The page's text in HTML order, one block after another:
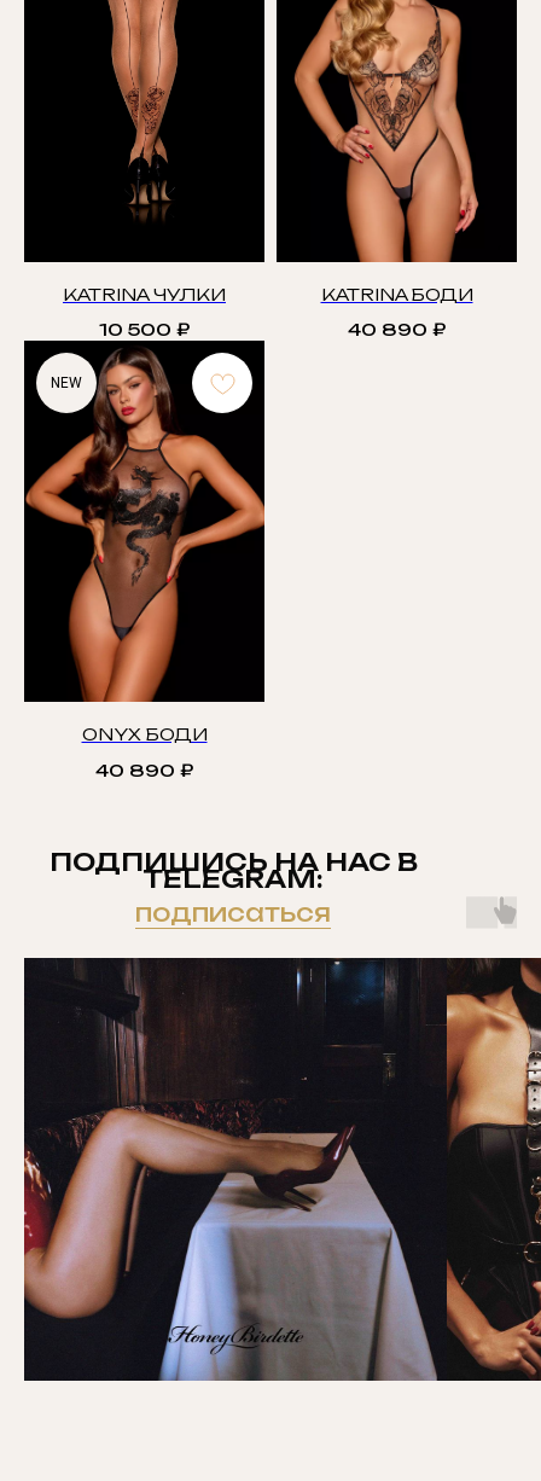
KATRINA ЧУЛКИ
10 500 ₽
KATRINA БОДИ
40 890 ₽
NEW
ONYX БОДИ
40 890 ₽
ПОДПИШИСЬ НА НАС В
TELEGRAM:
подписаться